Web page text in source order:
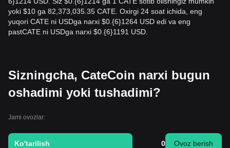
yoki $10 ga 82,373,035.35 CATE. Oxirgi 24 soat ichida, eng
yuqori CATE ni USDga narxi $0.{​6}1264 USD edi va eng
pastCATE ni USDga narxi $0.{​6}1191 USD.
Sizningcha, CateCoin narxi bugun
oshadimi yoki tushadimi?
Jami ovozlar:
Ko'tarilish 0 Ovoz berish